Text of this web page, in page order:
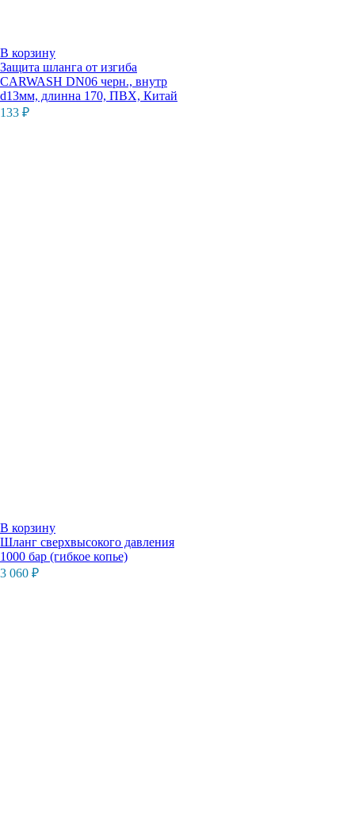
В корзину
Защита шланга от изгиба
CARWASH DN06 черн., внутр
d13мм, длинна 170, ПВХ, Китай
133 ₽
В корзину
Шланг сверхвысокого давления
1000 бар (гибкое копье)
3 060 ₽